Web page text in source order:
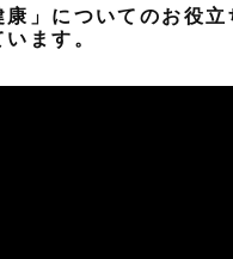
康」についてのお役立
ます。